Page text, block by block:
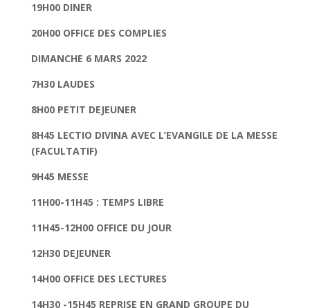
19H00 DINER
20H00 OFFICE DES COMPLIES
DIMANCHE 6 MARS 2022
7H30 LAUDES
8H00 PETIT DEJEUNER
8H45 LECTIO DIVINA AVEC L’EVANGILE DE LA MESSE
(FACULTATIF)
9H45 MESSE
11H00-11H45 : TEMPS LIBRE
11H45-12H00 OFFICE DU JOUR
12H30 DEJEUNER
14H00 OFFICE DES LECTURES
14H30 -15H45 REPRISE EN GRAND GROUPE DU